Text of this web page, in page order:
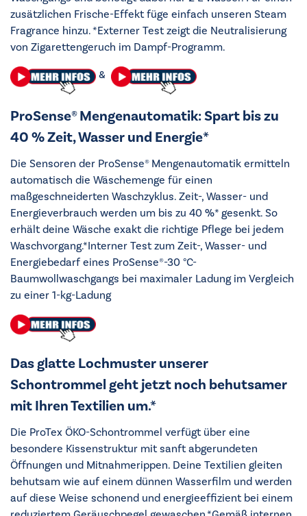
zusätzlichen Frische-Effekt füge einfach unseren Steam
Fragrance hinzu. *Externer Test zeigt die Neutralisierung
von Zigarettengeruch im Dampf-Programm.
&
ProSense® Mengenautomatik: Spart bis zu
40 % Zeit, Wasser und Energie*
Die Sensoren der ProSense® Mengenautomatik ermitteln
automatisch die Wäschemenge für einen
maßgeschneiderten Waschzyklus. Zeit-, Wasser- und
Energieverbrauch werden um bis zu 40 %* gesenkt. So
erhält deine Wäsche exakt die richtige Pflege bei jedem
Waschvorgang.*Interner Test zum Zeit-, Wasser- und
Energiebedarf eines ProSense®-30 °C-
Baumwollwaschgangs bei maximaler Ladung im Vergleich
zu einer 1-kg-Ladung
Das glatte Lochmuster unserer
Schontrommel geht jetzt noch behutsamer
mit Ihren Textilien um.*
Die ProTex ÖKO-Schontrommel verfügt über eine
besondere Kissenstruktur mit sanft abgerundeten
Öffnungen und Mitnahmerippen. Deine Textilien gleiten
behutsam wie auf einem dünnen Wasserfilm und werden
auf diese Weise schonend und energieeffizient bei einem